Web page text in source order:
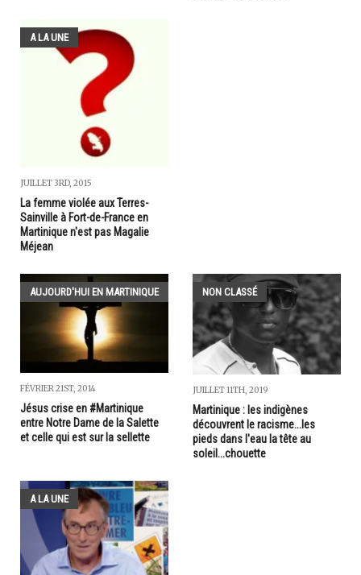
A LA UNE
JUILLET 3RD, 2015
La femme violée aux Terres-
Sainville à Fort-de-France en
Martinique n'est pas Magalie
Méjean
AUJOURD'HUI EN MARTINIQUE
FÉVRIER 21ST, 2014
Jésus crise en #Martinique
entre Notre Dame de la Salette
et celle qui est sur la sellette
NON CLASSÉ
JUILLET 11TH, 2019
Martinique : les indigènes
découvrent le racisme...les
pieds dans l'eau la tête au
soleil...chouette
A LA UNE